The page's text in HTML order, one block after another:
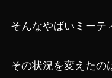
そんなやばいミーテ
その状況を変えたの